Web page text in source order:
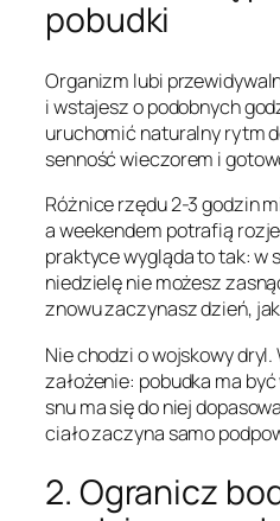
pobudki
Organizm lubi
i wstajesz o podobnych
uruchomić naturalny rytm
senność wieczorem i
Różnice rzędu 2-3 godzin
a weekendem potrafią
praktyce wygląda to tak: w
niedzielę nie możesz
znowu zaczynasz dzień,
Nie chodzi o wojskowy
założenie: pobudka ma
snu ma się do niej
ciało zaczyna samo
2. Ogranicz